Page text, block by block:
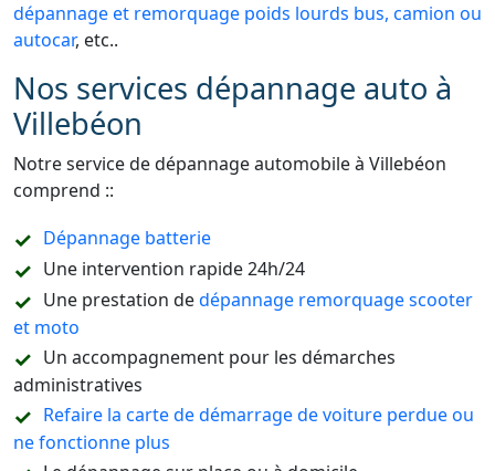
dépannage et remorquage poids lourds bus, camion ou
autocar, etc..
Nos services dépannage auto à
Villebéon
Notre service de dépannage automobile à Villebéon
comprend ::
Dépannage batterie
Une intervention rapide 24h/24
Une prestation dedépannage remorquage scooter
et moto
Un accompagnement pour les démarches
administratives
Refaire la carte de démarrage de voiture perdue ou
ne fonctionne plus